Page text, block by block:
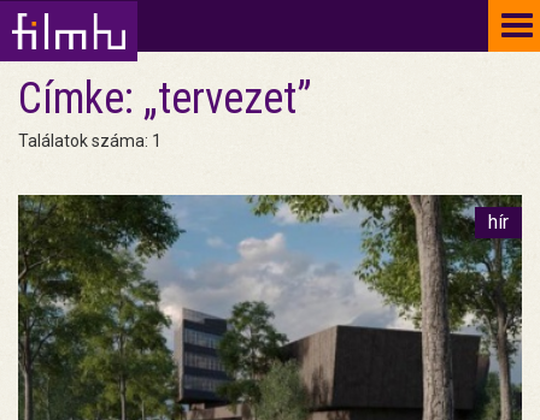
Címke: „tervezet”
Találatok száma: 1
hír